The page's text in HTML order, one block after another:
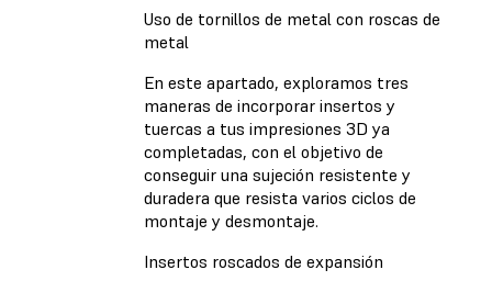
Uso de tornillos de metal con roscas de
metal
En este apartado, exploramos tres
maneras de incorporar insertos y
tuercas a tus impresiones 3D ya
completadas, con el objetivo de
conseguir una sujeción resistente y
duradera que resista varios ciclos de
montaje y desmontaje.
Insertos roscados de expansión